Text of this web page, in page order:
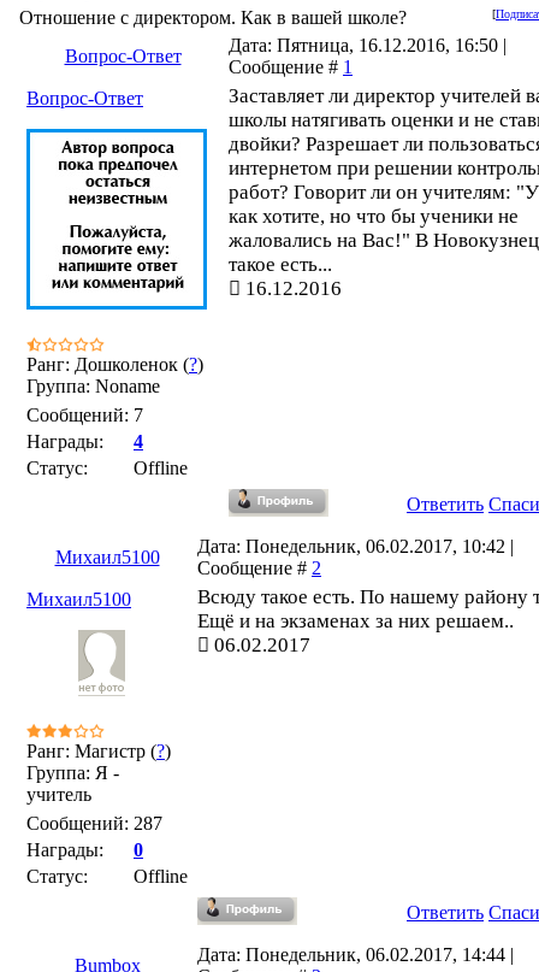
[
Отношение с директором. Как в вашей школе?
Вопрос-Ответ
Дата: Пятница, 16.12.2016, 16:50 |
Сообщение # 1
Вопрос-Ответ
Ранг: Дошколенок (?)
Группа: Noname
Сообщений: 7
Награды:
4
Статус:
Offline
Заставляет ли директор учителей
школы натягивать оценки и не
двойки? Разрешает ли
интернетом при решении
работ? Говорит ли он учителям:
как хотите, но что бы ученики не
жаловались на Вас!" В
такое есть...
16.12.2016
Ответить
Михаил5100
Дата: Понедельник, 06.02.2017, 10:42 |
Сообщение # 2
Михаил5100
Ранг: Магистр (?)
Группа: Я -
учитель
Сообщений: 287
Награды:
0
Статус:
Offline
Всюду такое есть. По нашему району
Ещё и на экзаменах за них решаем..
06.02.2017
Ответить
Bumbox
Дата: Понедельник, 06.02.2017, 14:44 |